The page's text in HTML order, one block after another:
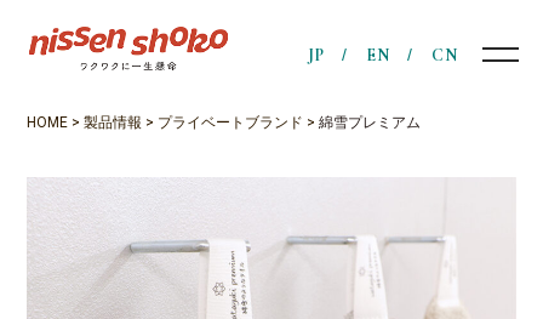
JP EN CN
HOME >製品情報 > プライベートブランド >綿雪プレミアム